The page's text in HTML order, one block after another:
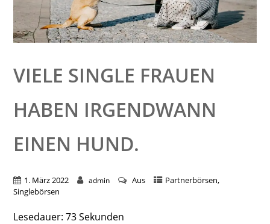
VIELE SINGLE FRAUEN
HABEN IRGENDWANN
EINEN HUND.
1. März 2022 admin Aus Partnerbörsen,
Singlebörsen
Lesedauer: 73Sekunden